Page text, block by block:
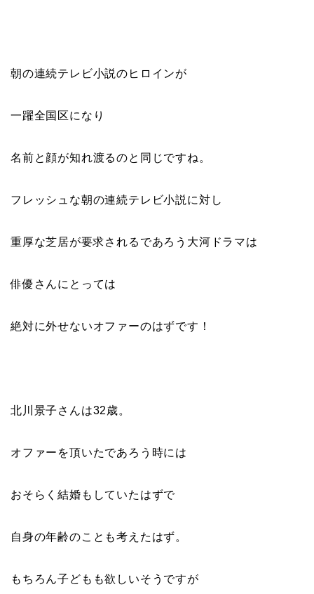
朝の連続テレビ小説のヒロインが
一躍全国区になり
名前と顔が知れ渡るのと同じですね。
フレッシュな朝の連続テレビ小説に対し
重厚な芝居が要求されるであろう大河ドラマは
俳優さんにとっては
絶対に外せないオファーのはずです！
北川景子さんは32歳。
オファーを頂いたであろう時には
おそらく結婚もしていたはずで
自身の年齢のことも考えたはず。
もちろん子どもも欲しいそうですが